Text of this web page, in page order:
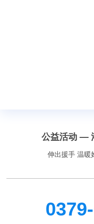
公益活动 —
伸出援手 温